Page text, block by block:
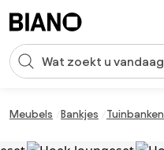
Zoekopdracht invoeren
Meubels Bankjes Tuinbanken